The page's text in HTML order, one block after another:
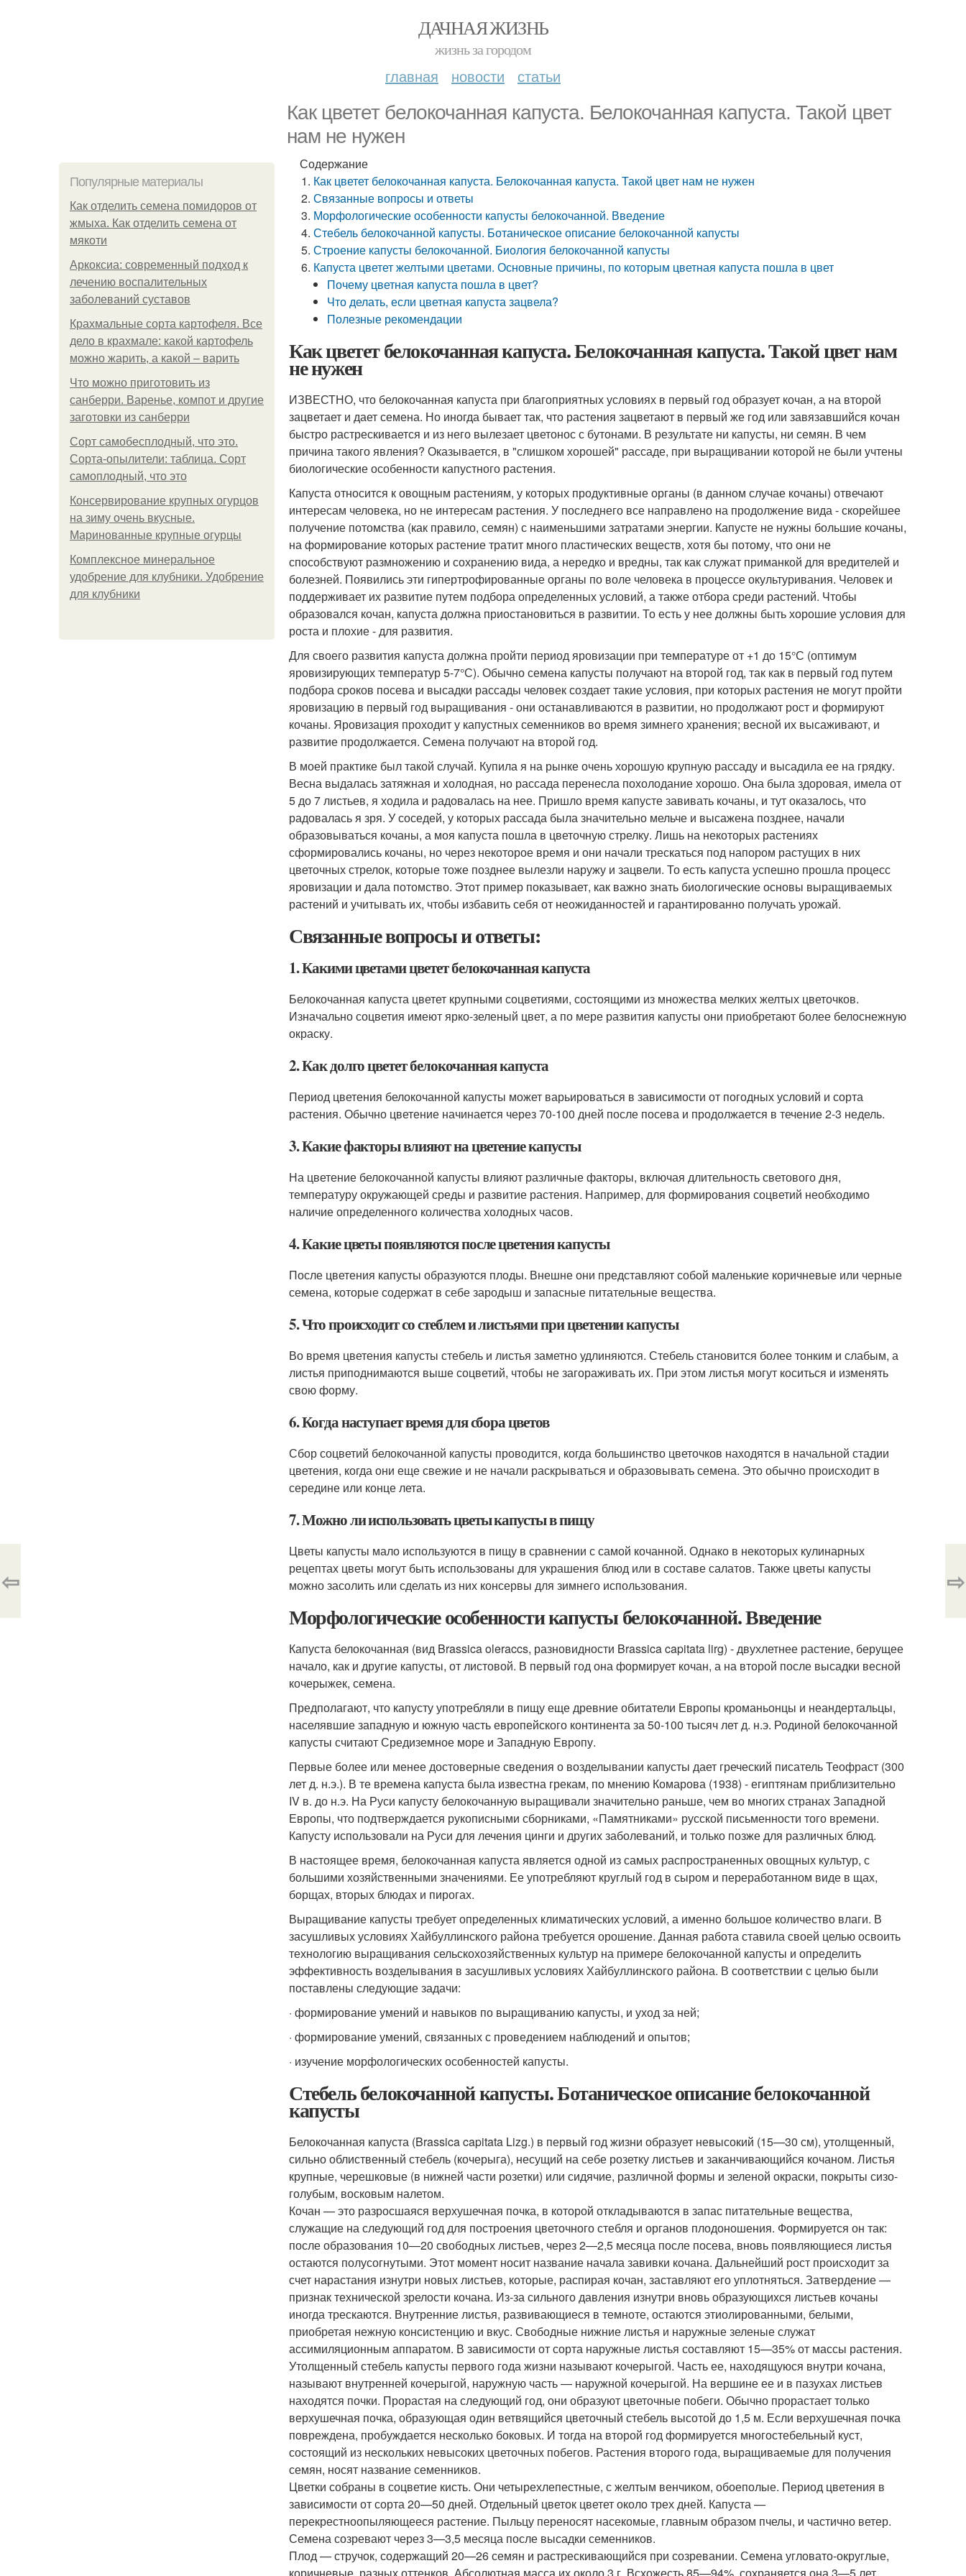
ДАЧНАЯ ЖИЗНЬ
жизнь за городом
главная новости статьи
Как цветет белокочанная капуста. Белокочанная капуста. Такой цвет
нам не нужен
Популярные материалы
Как отделить семена помидоров от
жмыха. Как отделить семена от
мякоти
Аркоксиа: современный подход к
лечению воспалительных
заболеваний суставов
Крахмальные сорта картофеля. Все
дело в крахмале: какой картофель
можно жарить, а какой – варить
Что можно приготовить из
санберри. Варенье, компот и другие
заготовки из санберри
Сорт самобесплодный, что это.
Сорта-опылители: таблица. Сорт
самоплодный, что это
Консервирование крупных огурцов
на зиму очень вкусные.
Маринованные крупные огурцы
Комплексное минеральное
удобрение для клубники. Удобрение
для клубники
Содержание
Как цветет белокочанная капуста. Белокочанная капуста. Такой цвет нам не нужен
Связанные вопросы и ответы
Морфологические особенности капусты белокочанной. Введение
Стебель белокочанной капусты. Ботаническое описание белокочанной капусты
Строение капусты белокочанной. Биология белокочанной капусты
Капуста цветет желтыми цветами. Основные причины, по которым цветная капуста пошла в цвет
Почему цветная капуста пошла в цвет?
Что делать, если цветная капуста зацвела?
Полезные рекомендации
Как цветет белокочанная капуста. Белокочанная капуста. Такой цвет нам
не нужен
ИЗВЕСТНО, что белокочанная капуста при благоприятных условиях в первый год образует кочан, а на второй
зацветает и дает семена. Но иногда бывает так, что растения зацветают в первый же год или завязавшийся кочан
быстро растрескивается и из него вылезает цветонос с бутонами. В результате ни капусты, ни семян. В чем
причина такого явления? Оказывается, в "слишком хорошей" рассаде, при выращивании которой не были учтены
биологические особенности капустного растения.
Капуста относится к овощным растениям, у которых продуктивные органы (в данном случае кочаны) отвечают
интересам человека, но не интересам растения. У последнего все направлено на продолжение вида - скорейшее
получение потомства (как правило, семян) с наименьшими затратами энергии. Капусте не нужны большие кочаны,
на формирование которых растение тратит много пластических веществ, хотя бы потому, что они не
способствуют размножению и сохранению вида, а нередко и вредны, так как служат приманкой для вредителей и
болезней. Появились эти гипертрофированные органы по воле человека в процессе окультуривания. Человек и
поддерживает их развитие путем подбора определенных условий, а также отбора среди растений. Чтобы
образовался кочан, капуста должна приостановиться в развитии. То есть у нее должны быть хорошие условия для
роста и плохие - для развития.
Для своего развития капуста должна пройти период яровизации при температуре от +1 до 15°С (оптимум
яровизирующих температур 5-7°С). Обычно семена капусты получают на второй год, так как в первый год путем
подбора сроков посева и высадки рассады человек создает такие условия, при которых растения не могут пройти
яровизацию в первый год выращивания - они останавливаются в развитии, но продолжают рост и формируют
кочаны. Яровизация проходит у капустных семенников во время зимнего хранения; весной их высаживают, и
развитие продолжается. Семена получают на второй год.
В моей практике был такой случай. Купила я на рынке очень хорошую крупную рассаду и высадила ее на грядку.
Весна выдалась затяжная и холодная, но рассада перенесла похолодание хорошо. Она была здоровая, имела от
5 до 7 листьев, я ходила и радовалась на нее. Пришло время капусте завивать кочаны, и тут оказалось, что
радовалась я зря. У соседей, у которых рассада была значительно мельче и высажена позднее, начали
образовываться кочаны, а моя капуста пошла в цветочную стрелку. Лишь на некоторых растениях
сформировались кочаны, но через некоторое время и они начали трескаться под напором растущих в них
цветочных стрелок, которые тоже позднее вылезли наружу и зацвели. То есть капуста успешно прошла процесс
яровизации и дала потомство. Этот пример показывает, как важно знать биологические основы выращиваемых
растений и учитывать их, чтобы избавить себя от неожиданностей и гарантированно получать урожай.
Связанные вопросы и ответы:
1. Какими цветами цветет белокочанная капуста
Белокочанная капуста цветет крупными соцветиями, состоящими из множества мелких желтых цветочков.
Изначально соцветия имеют ярко-зеленый цвет, а по мере развития капусты они приобретают более белоснежную
окраску.
2. Как долго цветет белокочанная капуста
Период цветения белокочанной капусты может варьироваться в зависимости от погодных условий и сорта
растения. Обычно цветение начинается через 70-100 дней после посева и продолжается в течение 2-3 недель.
3. Какие факторы влияют на цветение капусты
На цветение белокочанной капусты влияют различные факторы, включая длительность светового дня,
температуру окружающей среды и развитие растения. Например, для формирования соцветий необходимо
наличие определенного количества холодных часов.
4. Какие цветы появляются после цветения капусты
После цветения капусты образуются плоды. Внешне они представляют собой маленькие коричневые или черные
семена, которые содержат в себе зародыш и запасные питательные вещества.
5. Что происходит со стеблем и листьями при цветении капусты
Во время цветения капусты стебель и листья заметно удлиняются. Стебель становится более тонким и слабым, а
листья приподнимаются выше соцветий, чтобы не загораживать их. При этом листья могут коситься и изменять
свою форму.
6. Когда наступает время для сбора цветов
Сбор соцветий белокочанной капусты проводится, когда большинство цветочков находятся в начальной стадии
цветения, когда они еще свежие и не начали раскрываться и образовывать семена. Это обычно происходит в
середине или конце лета.
7. Можно ли использовать цветы капусты в пищу
Цветы капусты мало используются в пищу в сравнении с самой кочанной. Однако в некоторых кулинарных
рецептах цветы могут быть использованы для украшения блюд или в составе салатов. Также цветы капусты
можно засолить или сделать из них консервы для зимнего использования.
Морфологические особенности капусты белокочанной. Введение
Капуста белокочанная (вид Brassica oleraccs, разновидности Brassica capitata lirg) - двухлетнее растение, берущее
начало, как и другие капусты, от листовой. В первый год она формирует кочан, а на второй после высадки весной
кочерыжек, семена.
Предполагают, что капусту употребляли в пищу еще древние обитатели Европы кроманьонцы и неандертальцы,
населявшие западную и южную часть европейского континента за 50-100 тысяч лет д. н.э. Родиной белокочанной
капусты считают Средиземное море и Западную Европу.
Первые более или менее достоверные сведения о возделывании капусты дает греческий писатель Теофраст (300
лет д. н.э.). В те времена капуста была известна грекам, по мнению Комарова (1938) - египтянам приблизительно
IV в. до н.э. На Руси капусту белокочанную выращивали значительно раньше, чем во многих странах Западной
Европы, что подтверждается рукописными сборниками, «Памятниками» русской письменности того времени.
Капусту использовали на Руси для лечения цинги и других заболеваний, и только позже для различных блюд.
В настоящее время, белокочанная капуста является одной из самых распространенных овощных культур, с
большими хозяйственными значениями. Ее употребляют круглый год в сыром и переработанном виде в щах,
борщах, вторых блюдах и пирогах.
Выращивание капусты требует определенных климатических условий, а именно большое количество влаги. В
засушливых условиях Хайбуллинского района требуется орошение. Данная работа ставила своей целью освоить
технологию выращивания сельскохозяйственных культур на примере белокочанной капусты и определить
эффективность возделывания в засушливых условиях Хайбуллинского района. В соответствии с целью были
поставлены следующие задачи:
· формирование умений и навыков по выращиванию капусты, и уход за ней;
· формирование умений, связанных с проведением наблюдений и опытов;
· изучение морфологических особенностей капусты.
Стебель белокочанной капусты. Ботаническое описание белокочанной
капусты
Белокочанная капуста (Brassica capitata Lizg.) в первый год жизни образует невысокий (15—30 см), утолщенный,
сильно облиственный стебель (кочерыга), несущий на себе розетку листьев и заканчивающийся кочаном. Листья
крупные, черешковые (в нижней части розетки) или сидячие, различной формы и зеленой окраски, покрыты сизо-
голубым, восковым налетом.
Кочан — это разросшаяся верхушечная почка, в которой откладываются в запас питательные вещества,
служащие на следующий год для построения цветочного стебля и органов плодоношения. Формируется он так:
после образования 10—20 свободных листьев, через 2—2,5 месяца после посева, вновь появляющиеся листья
остаются полусогнутыми. Этот момент носит название начала завивки кочана. Дальнейший рост происходит за
счет нарастания изнутри новых листьев, которые, распирая кочан, заставляют его уплотняться. Затвердение —
признак технической зрелости кочана. Из-за сильного давления изнутри вновь образующихся листьев кочаны
иногда трескаются. Внутренние листья, развивающиеся в темноте, остаются этиолированными, белыми,
приобретая нежную консистенцию и вкус. Свободные нижние листья и наружные зеленые служат
ассимиляционным аппаратом. В зависимости от сорта наружные листья составляют 15—35% от массы растения.
Утолщенный стебель капусты первого года жизни называют кочерыгой. Часть ее, находящуюся внутри кочана,
называют внутренней кочерыгой, наружную часть — наружной кочерыгой. На вершине ее и в пазухах листьев
находятся почки. Прорастая на следующий год, они образуют цветочные побеги. Обычно прорастает только
верхушечная почка, образующая один ветвящийся цветочный стебель высотой до 1,5 м. Если верхушечная почка
повреждена, пробуждается несколько боковых. И тогда на второй год формируется многостебельный куст,
состоящий из нескольких невысоких цветочных побегов. Растения второго года, выращиваемые для получения
семян, носят название семенников.
Цветки собраны в соцветие кисть. Они четырехлепестные, с желтым венчиком, обоеполые. Период цветения в
зависимости от сорта 20—50 дней. Отдельный цветок цветет около трех дней. Капуста —
перекрестноопыляющееся растение. Пыльцу переносят насекомые, главным образом пчелы, и частично ветер.
Семена созревают через 3—3,5 месяца после высадки семенников.
Плод — стручок, содержащий 20—26 семян и растрескивающийся при созревании. Семена угловато-округлые,
⇦ ⇨